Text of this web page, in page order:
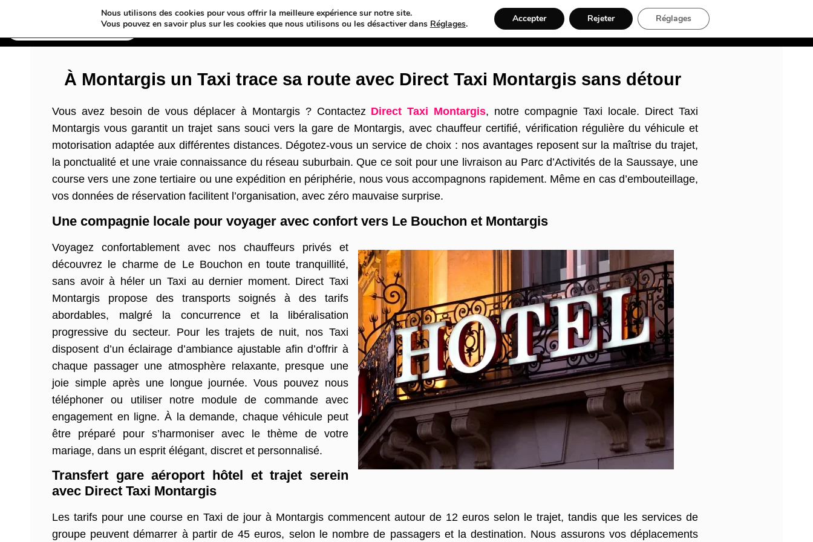
Annuaires & Blogs Web Taxi VTC Ambulance Locations De Voitures Bâtiment, Artisans & Électriciens Déménageur
À Montargis un Taxi trace sa route avec Direct Taxi Montargis sans détour
Vous avez besoin de vous déplacer à Montargis ? Contactez Direct Taxi Montargis, notre compagnie Taxi locale. Direct Taxi
Montargis vous garantit un trajet sans souci vers la gare de Montargis, avec chauffeur certifié, vérification régulière du véhicule et
motorisation adaptée aux différentes distances. Dégotez-vous un service de choix : nos avantages reposent sur la maîtrise du trajet,
la ponctualité et une vraie connaissance du réseau suburbain. Que ce soit pour une livraison au Parc d’Activités de la Saussaye, une
course vers une zone tertiaire ou une expédition en périphérie, nous vous accompagnons rapidement. Même en cas d’embouteillage,
vos données de réservation facilitent l’organisation, avec zéro mauvaise surprise.
Une compagnie locale pour voyager avec confort vers Le Bouchon et Montargis
Voyagez confortablement avec nos chauffeurs privés et
découvrez le charme de Le Bouchon en toute tranquillité,
sans avoir à héler un Taxi au dernier moment. Direct Taxi
Montargis propose des transports soignés à des tarifs
abordables, malgré la concurrence et la libéralisation
progressive du secteur. Pour les trajets de nuit, nos Taxi
disposent d’un éclairage d’ambiance ajustable afin d’offrir à
chaque passager une atmosphère relaxante, presque une
joie simple après une longue journée. Vous pouvez nous
téléphoner ou utiliser notre module de commande avec
engagement en ligne. À la demande, chaque véhicule peut
être préparé pour s’harmoniser avec le thème de votre
mariage, dans un esprit élégant, discret et personnalisé.
Transfert gare aéroport hôtel et trajet serein
avec Direct Taxi Montargis
Les tarifs pour une course en Taxi de jour à Montargis commencent autour de 12 euros selon le trajet, tandis que les services de
groupe peuvent démarrer à partir de 45 euros, selon le nombre de passagers et la destination. Nous assurons vos déplacements
Nous utilisons des cookies pour vous offrir la meilleure expérience sur notre site.
Vous pouvez en savoir plus sur les cookies que nous utilisons ou les désactiver dans Réglages. Accepter Rejeter Réglages